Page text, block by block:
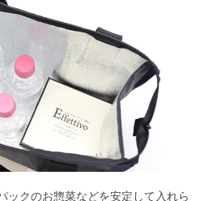
ックのお惣菜などを安定して入れら